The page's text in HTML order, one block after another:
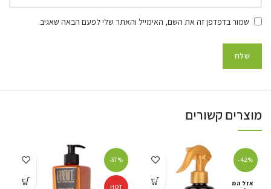
שמור בדפדפן זה את השם, האימייל והאתר שלי לפעם הבאה שאגיב.
מוצרים קשורים
-42%
אזל המ
-37%
HOT